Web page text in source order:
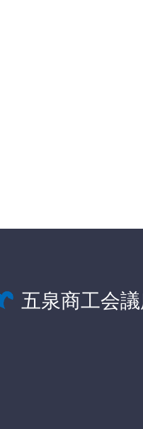
五泉商工会